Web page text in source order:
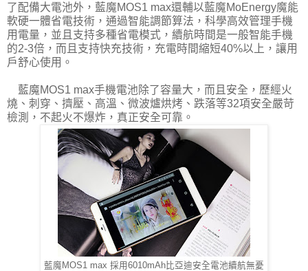
了配備大電池外，藍魔MOS1 max還輔以藍魔MoEnergy魔能
軟硬一體省電技術，通過智能調節算法，科學高效管理手機
用電量，並且支持多種省電模式，續航時間是一般智能手機
的2-3倍，而且支持快充技術，充電時間縮短40%以上，讓用
戶舒心使用。
藍魔MOS1 max手機電池除了容量大，而且安全，歷經火
燒、刺穿、擠壓、高溫、微波爐烘烤、跌落等32項安全嚴苛
檢測，不起火不爆炸，真正安全可靠。
藍魔MOS1 max 採用6010mAh比亞迪安全電池續航無憂